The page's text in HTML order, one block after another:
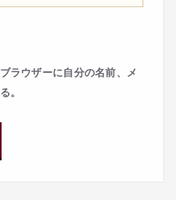
ラウザーに自分の名前、メ
。